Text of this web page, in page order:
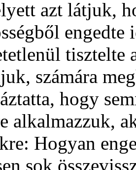
azt látjuk,
engedte
tisztelte
számára
hogy
alkalmazzuk,
Hogyan
sok